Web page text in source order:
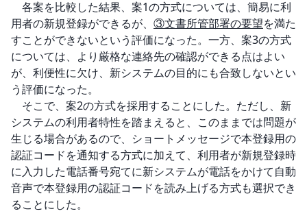
各案を比較した結果、案1の方式については、簡易に利
用者の新規登録ができるが、 ③文書所管部署の要望を満た
すことができないという評価になった。一方、案3の方式
については、より厳格な連絡先の確認ができる点はよい
が、利便性に欠け、新システムの目的にも合致しないとい
う評価になった。
そこで、案2の方式を採用することにした。ただし、新
システムの利用者特性を踏まえると、このままでは問題が
生じる場合があるので、ショートメッセージで本登録用の
認証コードを通知する方式に加えて、利用者が新規登録時
に入力した電話番号宛てに新システムが電話をかけて自動
音声で本登録用の認証コードを読み上げる方式も選択でき
ることにした。